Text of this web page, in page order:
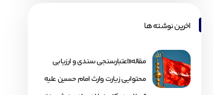
اخرین نوشته ها
مقاله«اعتبارسنجی سندی و ارزیابی
محتوایی زیارت وارث امام حسین علیه